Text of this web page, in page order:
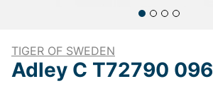
TIGER OF SWEDEN
Adley C T72790 096